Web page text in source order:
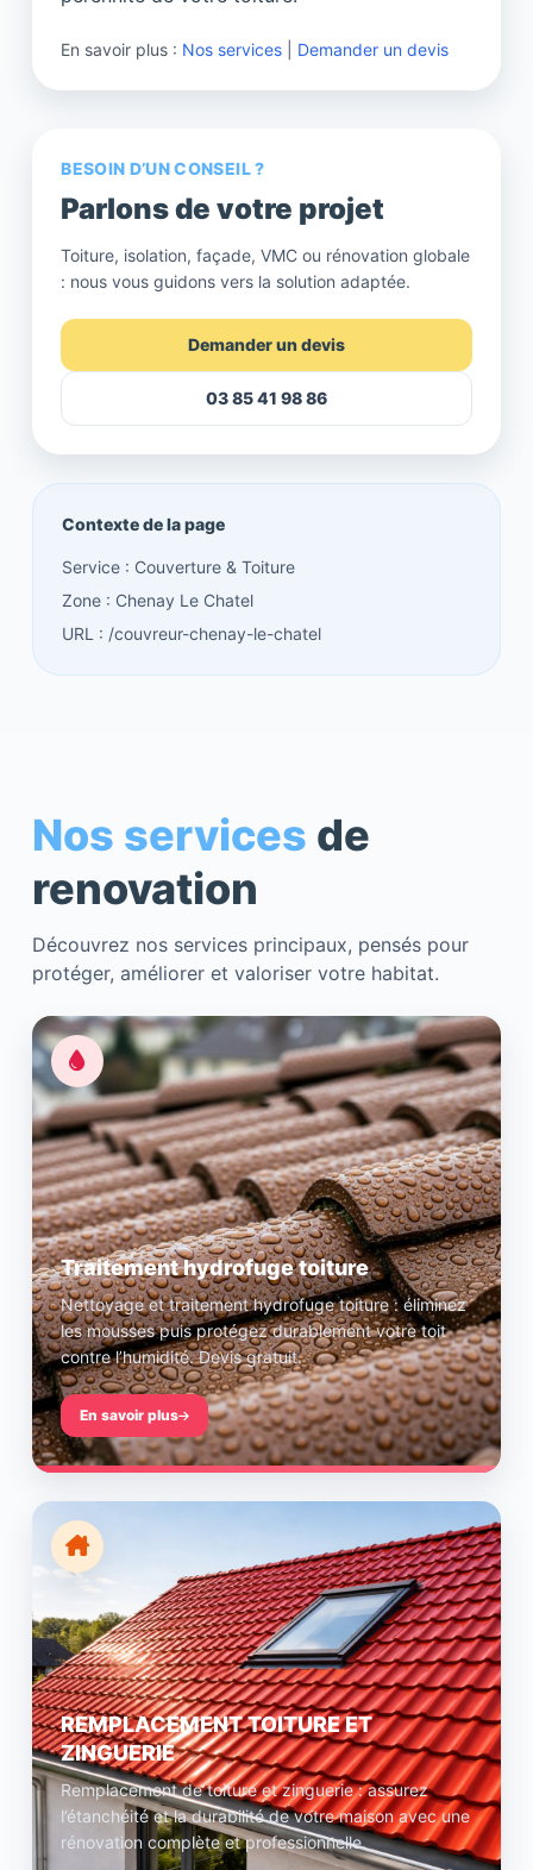
En savoir plus : Nos services Demander un devis
BESOIN D’UN CONSEIL ?
Parlons de votre projet
Toiture, isolation, façade, VMC ou rénovation globale
: nous vous guidons vers la solution adaptée.
Demander un devis
03 85 41 98 86
Contexte de la page
Service : Couverture & Toiture
Zone : Chenay Le Chatel
URL : /couvreur-chenay-le-chatel
Nos services de
renovation
Découvrez nos services principaux, pensés pour
protéger, améliorer et valoriser votre habitat.
Traitement hydrofuge toiture
Nettoyage et traitement hydrofuge toiture : éliminez
les mousses puis protégez durablement votre toit
contre l’humidité. Devis gratuit.
En savoir plus
REMPLACEMENT TOITURE ET
ZINGUERIE
Remplacement de toiture et zinguerie : assurez
l’étanchéité et la durabilité de votre maison avec une
rénovation complète et professionnelle.